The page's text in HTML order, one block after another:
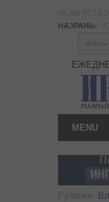
НАЗРАНЬ:
Искать
MENU
Рубрики: